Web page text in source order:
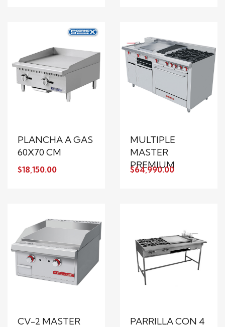
PLANCHA A GAS
60X70 CM
$18,150.00
MULTIPLE
MASTER
PREMIUM
$64,990.00
CV-2 MASTER
PARRILLA CON 4